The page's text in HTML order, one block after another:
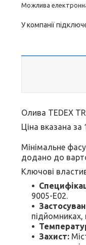
У компанії
Олива TEDEX
Ціна вказана за
Мінімальне
додано до
Ключові
9005-E02.
Захист: